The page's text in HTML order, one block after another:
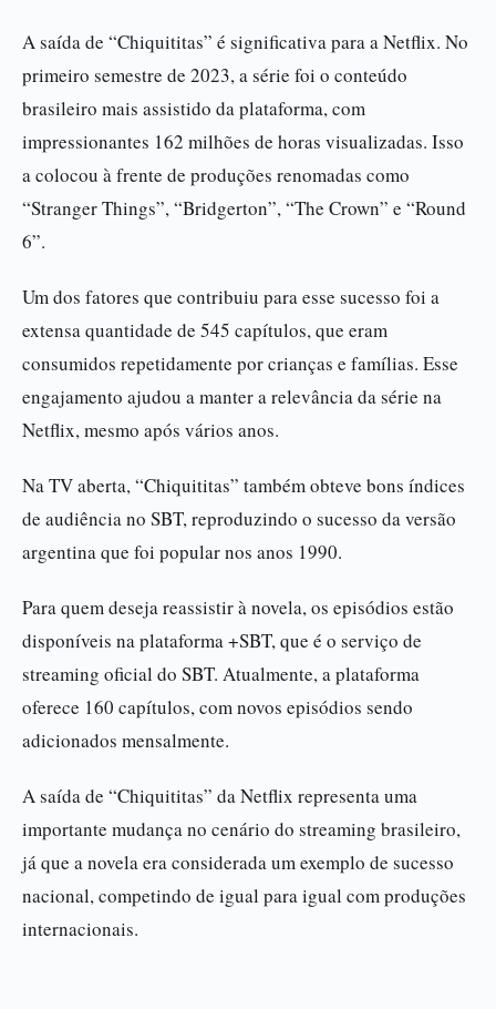
A saída de “Chiquititas” é significativa para a Netflix. No
primeiro semestre de 2023, a série foi o conteúdo
brasileiro mais assistido da plataforma, com
impressionantes 162 milhões de horas visualizadas. Isso
a colocou à frente de produções renomadas como
“Stranger Things”, “Bridgerton”, “The Crown” e “Round
6”.
Um dos fatores que contribuiu para esse sucesso foi a
extensa quantidade de 545 capítulos, que eram
consumidos repetidamente por crianças e famílias. Esse
engajamento ajudou a manter a relevância da série na
Netflix, mesmo após vários anos.
Na TV aberta, “Chiquititas” também obteve bons índices
de audiência no SBT, reproduzindo o sucesso da versão
argentina que foi popular nos anos 1990.
Para quem deseja reassistir à novela, os episódios estão
disponíveis na plataforma +SBT, que é o serviço de
streaming oficial do SBT. Atualmente, a plataforma
oferece 160 capítulos, com novos episódios sendo
adicionados mensalmente.
A saída de “Chiquititas” da Netflix representa uma
importante mudança no cenário do streaming brasileiro,
já que a novela era considerada um exemplo de sucesso
nacional, competindo de igual para igual com produções
internacionais.